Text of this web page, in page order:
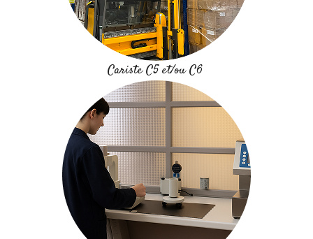
Cariste C5 et/ou C6